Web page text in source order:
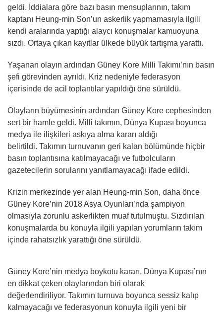
geldi. İddialara göre bazı basın mensuplarının, takım
kaptanı Heung-min Son’un askerlik yapmamasıyla ilgili
kendi aralarında yaptığı alaycı konuşmalar kamuoyuna
sızdı. Ortaya çıkan kayıtlar ülkede büyük tartışma yarattı.
Yaşanan olayın ardından Güney Kore Milli Takımı’nın basın
şefi görevinden ayrıldı. Kriz nedeniyle federasyon
içerisinde de acil toplantılar yapıldığı öne sürüldü.
Olayların büyümesinin ardından Güney Kore cephesinden
sert bir hamle geldi. Milli takımın, Dünya Kupası boyunca
medya ile ilişkileri askıya alma kararı aldığı
belirtildi. Takımın turnuvanın geri kalan bölümünde hiçbir
basın toplantısına katılmayacağı ve futbolcuların
gazetecilerin sorularını yanıtlamayacağı ifade edildi.
Krizin merkezinde yer alan Heung-min Son, daha önce
Güney Kore’nin 2018 Asya Oyunları’nda şampiyon
olmasıyla zorunlu askerlikten muaf tutulmuştu. Sızdırılan
konuşmalarda bu konuyla ilgili yapılan yorumların takım
içinde rahatsızlık yarattığı öne sürüldü.
Güney Kore’nin medya boykotu kararı, Dünya Kupası’nın
en dikkat çeken olaylarından biri olarak
değerlendiriliyor. Takımın turnuva boyunca sessiz kalıp
kalmayacağı ve federasyonun konuyla ilgili yeni bir